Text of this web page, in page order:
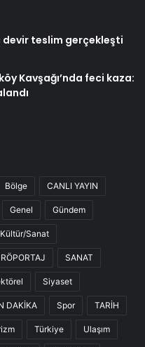
devir teslim gerçekleşti
Kavşağı’nda feci kaza:
Bölge CANLI YAYIN
Genel Gündem
Kültür/Sanat
RÖPORTAJ SANAT
Siyaset
DAKİKA Spor TARİH
Türkiye Ulaşım